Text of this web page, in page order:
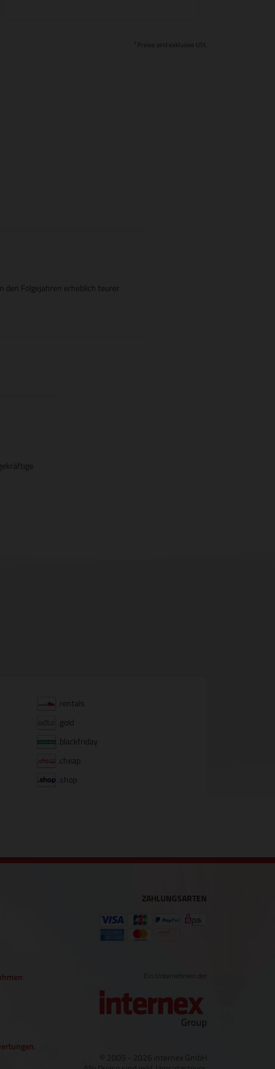
1 Preise sind exklusive USt.
den Folgejahren erheblich teurer
.rentals
.gold
.blackfriday
.cheap
.shop
.
ZAHLUNGSARTEN
Ein Unternehmen der
© 2005 - 2026 internex GmbH